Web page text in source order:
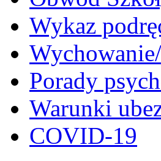
Wykaz
Porady
Warunki
COVID-19